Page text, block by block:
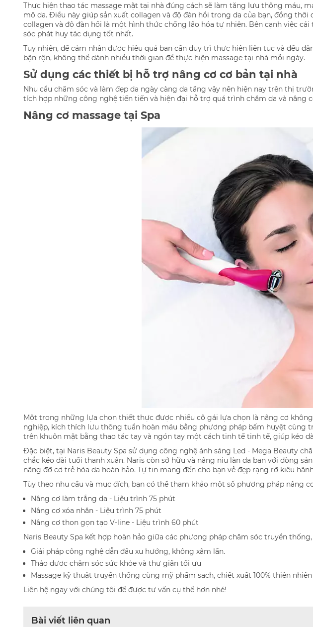
Thực hiện thao tác massage mặt tại nhà đúng cách sẽ làm tăng lưu thông máu,
mô da. Điều này giúp sản xuất collagen và độ đàn hồi trong da của bạn, đồng
collagen và độ đàn hồi là một hình thức chống lão hóa tự nhiên. Bên cạnh việc
sóc phát huy tác dụng tốt nhất.
Tuy nhiên, để cảm nhận được hiệu quả bạn cần duy trì thực hiện liên tục và đều
bận rộn, không thể dành nhiều thời gian để thực hiện massage tại nhà mỗi ngày.
Sử dụng các thiết bị hỗ trợ nâng cơ cơ bản tại nhà
Nhu cầu chăm sóc và làm đẹp da ngày càng da tăng vậy nên hiện nay trên thị
tích hợp những công nghệ tiến tiến và hiện đại hỗ trợ quá trình chăm da và nâng
Nâng cơ massage tại Spa
Một trong những lựa chọn thiết thực được nhiều cô gái lựa chọn là nâng cơ
nghiệp, kích thích lưu thông tuần hoàn máu bằng phương pháp bấm huyệt cùng
trên khuôn mặt bằng thao tác tay và ngón tay một cách tinh tế tinh tế, giúp kéo
Đặc biệt, tại Naris Beauty Spa sử dụng công nghệ ánh sáng Led - Mega Beauty
chắc kéo dài tuổi thanh xuân. Naris còn sở hữu và nâng niu làn da bạn với dòng
nâng đỡ cơ trẻ hóa da hoàn hảo. Tự tin mang đến cho bạn vẻ đẹp rạng rỡ kiêu
Tùy theo nhu cầu và mục đích, bạn có thể tham khảo một số phương pháp nâng
Nâng cơ làm trắng da - Liệu trình 75 phút
Nâng cơ xóa nhăn - Liệu trình 75 phút
Nâng cơ thon gọn tạo V-line - Liệu trình 60 phút
Naris Beauty Spa kết hợp hoàn hảo giữa các phương pháp chăm sóc truyền
Giải pháp công nghệ dẫn đầu xu hướng, không xâm lấn.
Thảo dược chăm sóc sức khỏe và thư giãn tối ưu
Massage kỹ thuật truyền thống cùng mỹ phẩm sạch, chiết xuất 100% thiên
Liên hệ ngay với chúng tôi để được tư vấn cụ thể hơn nhé!
Bài viết liên quan